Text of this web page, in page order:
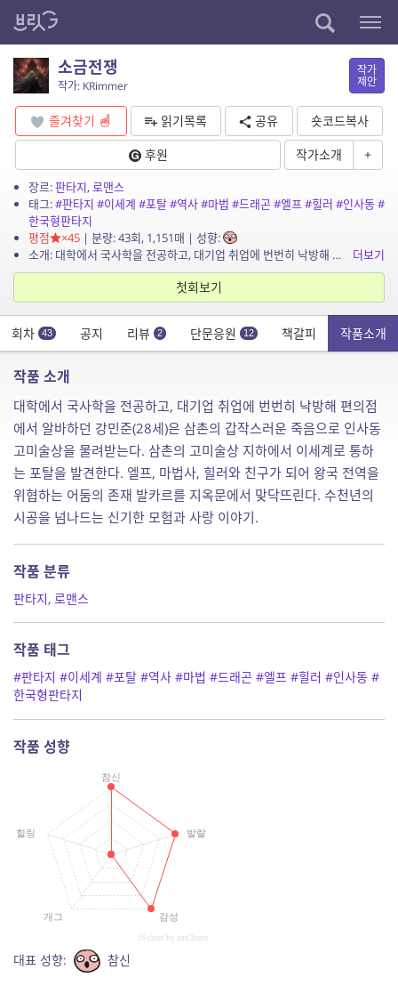
소금전쟁
작가: KRimmer
작가
제안
즐겨찾기 읽기목록 공유
숏코드복사
후원
작가소개 +
장르:판타지,로맨스
태그:#판타지 #이세계 #포탈#역사#마법 #드래곤#엘프#힐러 #인사동#
한국형판타지
평점
×45| 분량: 43회, 1,151매 | 성향:
소개: 대학에서 국사학을 전공하고, 대기업 취업에 번번히 낙방해 편의점에서 알바하던 강민준(28세)은 삼촌의 갑작스러운 죽음으로 인사동 고미술상을 물려받는다. 삼촌의 고미술상 지하에서 이...
더보기
첫회보기
회차 43 공지 리뷰 2 단문응원 12 책갈피 작품소개
작품 소개
대학에서 국사학을 전공하고, 대기업 취업에 번번히 낙방해 편의점
에서 알바하던 강민준(28세)은 삼촌의 갑작스러운 죽음으로 인사동
고미술상을 물려받는다. 삼촌의 고미술상 지하에서 이세계로 통하
는 포탈을 발견한다. 엘프, 마법사, 힐러와 친구가 되어 왕국 전역을
위협하는 어둠의 존재 발카르를 지옥문에서 맞닥뜨린다. 수천년의
시공을 넘나드는 신기한 모험과 사랑 이야기.
작품 분류
판타지, 로맨스
작품 태그
#판타지 #이세계 #포탈 #역사 #마법 #드래곤 #엘프 #힐러 #인사동 #
한국형판타지
작품 성향
참신
발랄
감성
개그
힐링
JS chart by amCharts
대표 성향: 참신